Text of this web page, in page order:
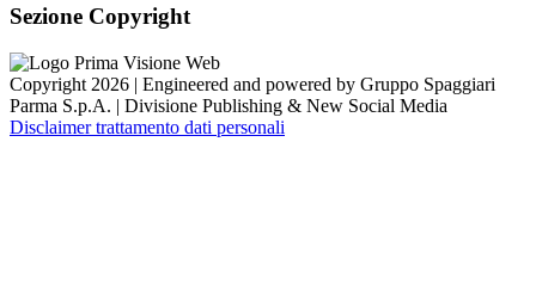
Sezione Copyright
Copyright 2026 | Engineered and powered by Gruppo Spaggiari
Parma S.p.A. | Divisione Publishing & New Social Media
Disclaimer trattamento dati personali